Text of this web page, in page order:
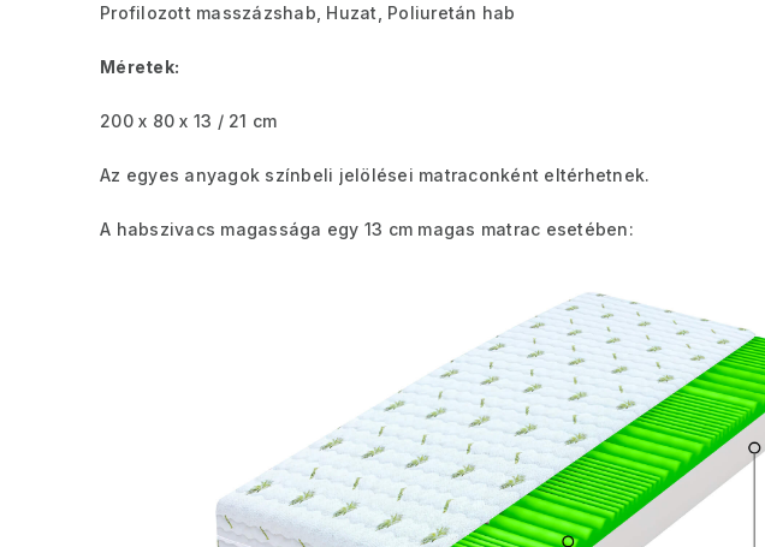
Profilozott masszázshab, Huzat, Poliuretán hab
Méretek:
200 x 80 x 13 / 21 cm
Az egyes anyagok színbeli jelölései matraconként eltérhetnek.
A habszivacs magassága egy 13 cm magas matrac esetében: